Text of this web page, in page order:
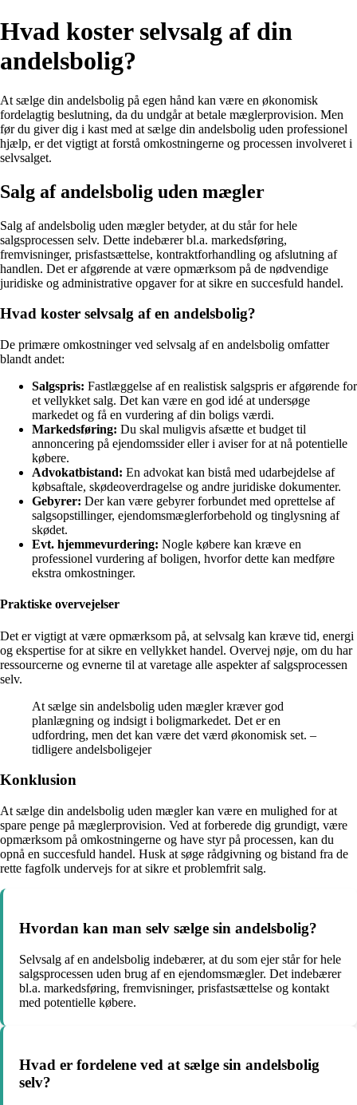
Hvad koster selvsalg af din
andelsbolig?
At sælge din andelsbolig på egen hånd kan være en økonomisk
fordelagtig beslutning, da du undgår at betale mæglerprovision. Men
før du giver dig i kast med at sælge din andelsbolig uden professionel
hjælp, er det vigtigt at forstå omkostningerne og processen involveret i
selvsalget.
Salg af andelsbolig uden mægler
Salg af andelsbolig uden mægler betyder, at du står for hele
salgsprocessen selv. Dette indebærer bl.a. markedsføring,
fremvisninger, prisfastsættelse, kontraktforhandling og afslutning af
handlen. Det er afgørende at være opmærksom på de nødvendige
juridiske og administrative opgaver for at sikre en succesfuld handel.
Hvad koster selvsalg af en andelsbolig?
De primære omkostninger ved selvsalg af en andelsbolig omfatter
blandt andet:
Salgspris: Fastlæggelse af en realistisk salgspris er afgørende for
et vellykket salg. Det kan være en god idé at undersøge
markedet og få en vurdering af din boligs værdi.
Markedsføring: Du skal muligvis afsætte et budget til
annoncering på ejendomssider eller i aviser for at nå potentielle
købere.
Advokatbistand: En advokat kan bistå med udarbejdelse af
købsaftale, skødeoverdragelse og andre juridiske dokumenter.
Gebyrer: Der kan være gebyrer forbundet med oprettelse af
salgsopstillinger, ejendomsmæglerforbehold og tinglysning af
skødet.
Evt. hjemmevurdering: Nogle købere kan kræve en
professionel vurdering af boligen, hvorfor dette kan medføre
ekstra omkostninger.
Praktiske overvejelser
Det er vigtigt at være opmærksom på, at selvsalg kan kræve tid, energi
og ekspertise for at sikre en vellykket handel. Overvej nøje, om du har
ressourcerne og evnerne til at varetage alle aspekter af salgsprocessen
selv.
At sælge sin andelsbolig uden mægler kræver god
planlægning og indsigt i boligmarkedet. Det er en
udfordring, men det kan være det værd økonomisk set. –
tidligere andelsboligejer
Konklusion
At sælge din andelsbolig uden mægler kan være en mulighed for at
spare penge på mæglerprovision. Ved at forberede dig grundigt, være
opmærksom på omkostningerne og have styr på processen, kan du
opnå en succesfuld handel. Husk at søge rådgivning og bistand fra de
rette fagfolk undervejs for at sikre et problemfrit salg.
Hvordan kan man selv sælge sin andelsbolig?
Selvsalg af en andelsbolig indebærer, at du som ejer står for hele
salgsprocessen uden brug af en ejendomsmægler. Det indebærer
bl.a. markedsføring, fremvisninger, prisfastsættelse og kontakt
med potentielle købere.
Hvad er fordelene ved at sælge sin andelsbolig
selv?